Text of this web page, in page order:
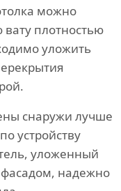
можно
вату плотностью
уложить
снаружи лучше
устройству
уложенный
надежно